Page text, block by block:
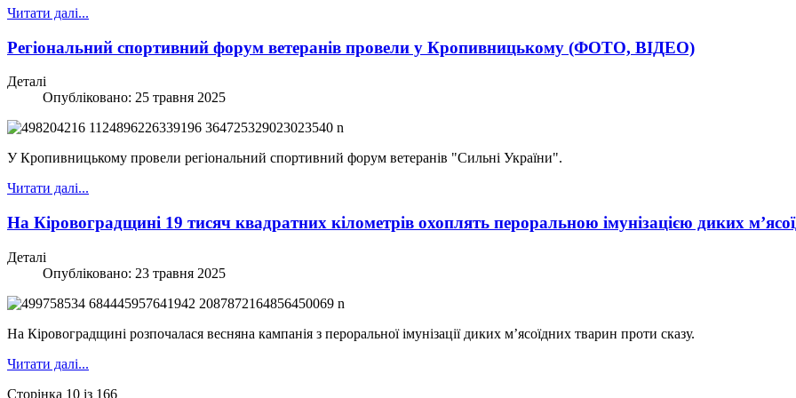
Читати далі...
Регіональний спортивний форум ветеранів провели у Кропивницькому (ФОТО, ВІДЕО)
Деталі
Опубліковано: 25 травня 2025
У Кропивницькому провели регіональний спортивний форум ветеранів "Сильні України".
Читати далі...
На Кіровоградщині 19 тисяч квадратних кілометрів охоплять пероральною імунізацією диких
Деталі
Опубліковано: 23 травня 2025
На Кіровоградщині розпочалася весняна кампанія з пероральної імунізації диких м’ясоїдних тварин проти сказу.
Читати далі...
Сторінка 10 із 166